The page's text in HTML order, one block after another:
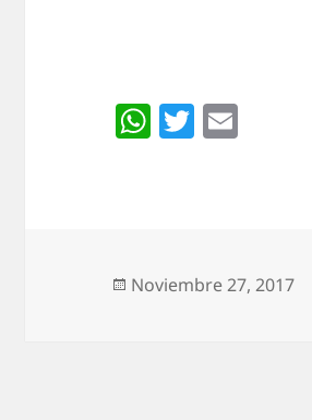
W
p
T
Publicado
Noviembre 27, 2017